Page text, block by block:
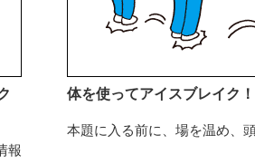
報
体を使ってアイスブレイク！
本題に入る前に、場を温め、